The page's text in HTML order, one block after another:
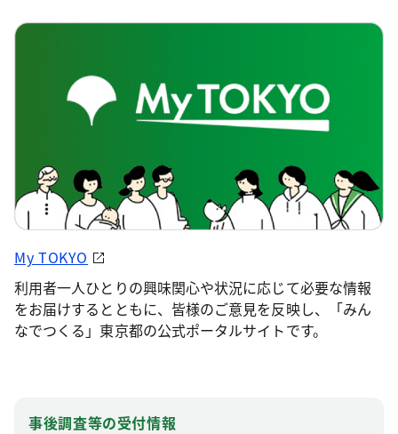
My TOKYO
利用者一人ひとりの興味関心や状況に応じて必要な情報
をお届けするとともに、皆様のご意見を反映し、「みん
なでつくる」東京都の公式ポータルサイトです。
事後調査等の受付情報